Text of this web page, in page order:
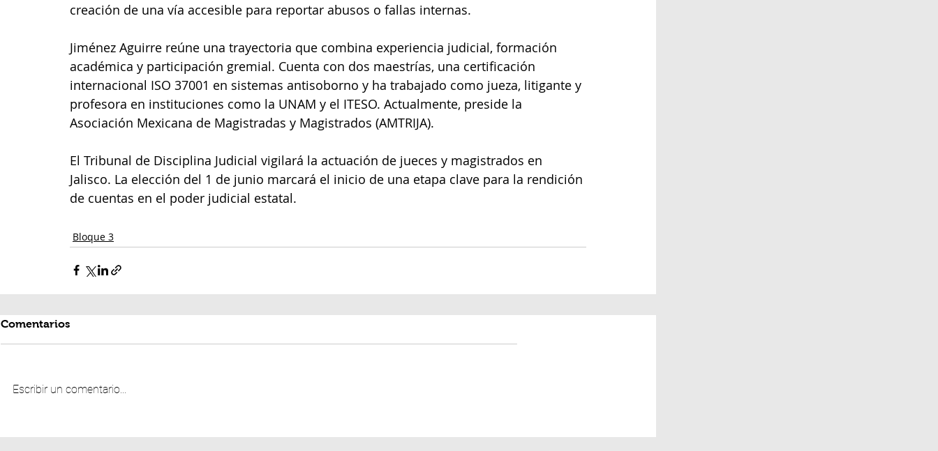
creación de una vía accesible para reportar abusos o fallas internas.
Jiménez Aguirre reúne una trayectoria que combina experiencia judicial, formación
académica y participación gremial. Cuenta con dos maestrías, una certificación
internacional ISO 37001 en sistemas antisoborno y ha trabajado como jueza, litigante y
profesora en instituciones como la UNAM y el ITESO. Actualmente, preside la
Asociación Mexicana de Magistradas y Magistrados (AMTRIJA).
El Tribunal de Disciplina Judicial vigilará la actuación de jueces y magistrados en
Jalisco. La elección del 1 de junio marcará el inicio de una etapa clave para la rendición
de cuentas en el poder judicial estatal.
Bloque 3
Comentarios
Escribir un comentario...